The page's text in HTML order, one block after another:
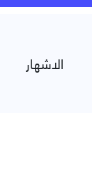
الاشهار